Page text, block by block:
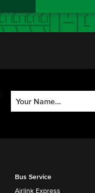
Bus Service
Airlink Express